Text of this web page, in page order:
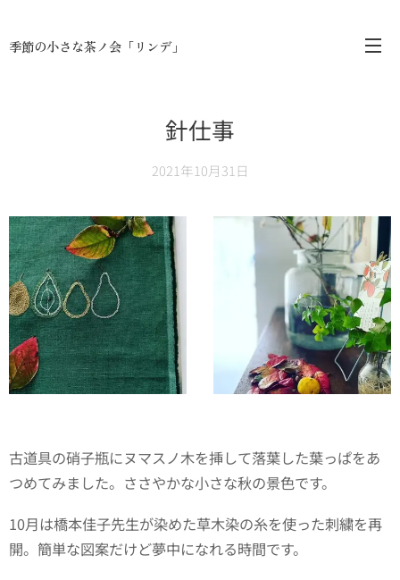
季節の小さな茶ノ会「リンデ」
針仕事
2021年10月31日
古道具の硝子瓶にヌマスノ木を挿して落葉した葉っぱをあ
つめてみました。ささやかな小さな秋の景色です。
10月は橋本佳子先生が染めた草木染の糸を使った刺繍を再
開。簡単な図案だけど夢中になれる時間です。